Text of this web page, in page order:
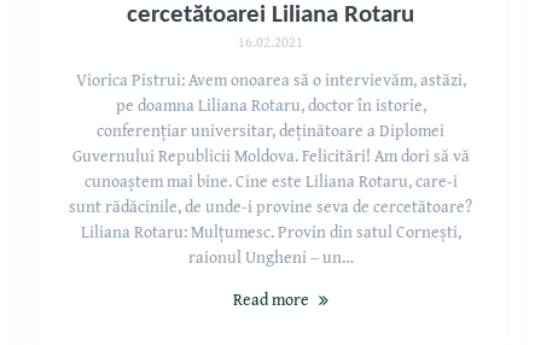
cercetătoarei Liliana Rotaru
16.02.2021
Viorica Pistrui: Avem onoarea să o intervievăm, astăzi,
pe doamna Liliana Rotaru, doctor în istorie,
conferențiar universitar, deținătoare a Diplomei
Guvernului Republicii Moldova. Felicitări! Am dori să vă
cunoaștem mai bine. Cine este Liliana Rotaru, care-i
sunt rădăcinile, de unde-i provine seva de cercetătoare?
Liliana Rotaru: Mulțumesc. Provin din satul Cornești,
raionul Ungheni ‒ un…
Read more